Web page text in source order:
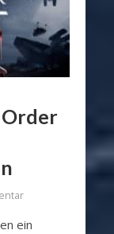
Order
ein